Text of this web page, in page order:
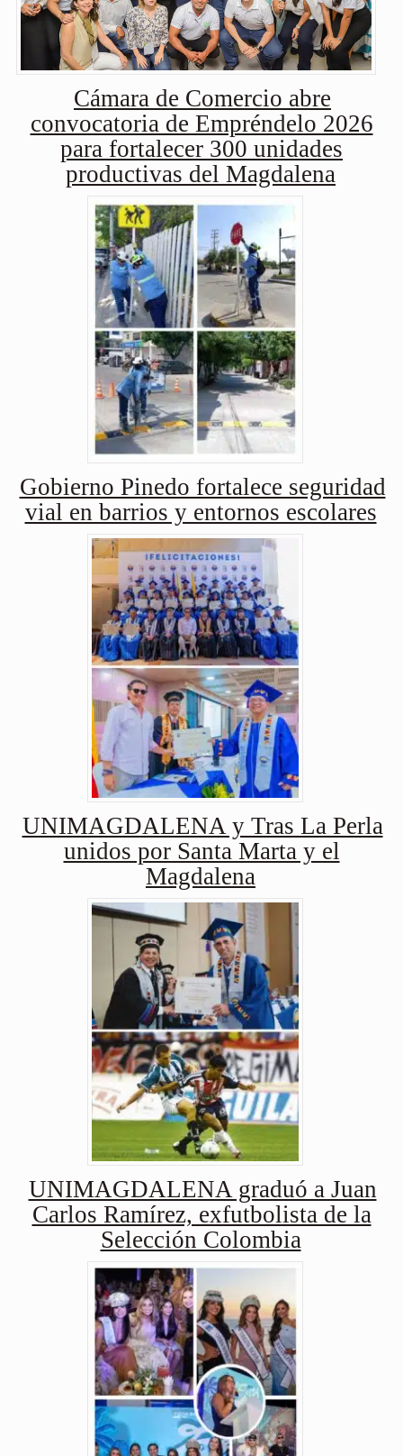
Cámara de Comercio abre
convocatoria de Empréndelo 2026
para fortalecer 300 unidades
productivas del Magdalena
Gobierno Pinedo fortalece seguridad
vial en barrios y entornos escolares
UNIMAGDALENA y Tras La Perla
unidos por Santa Marta y el
Magdalena
UNIMAGDALENA graduó a Juan
Carlos Ramírez, exfutbolista de la
Selección Colombia